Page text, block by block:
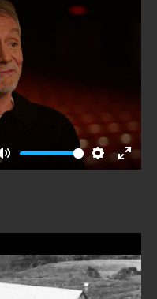
Mute SettingsEnter